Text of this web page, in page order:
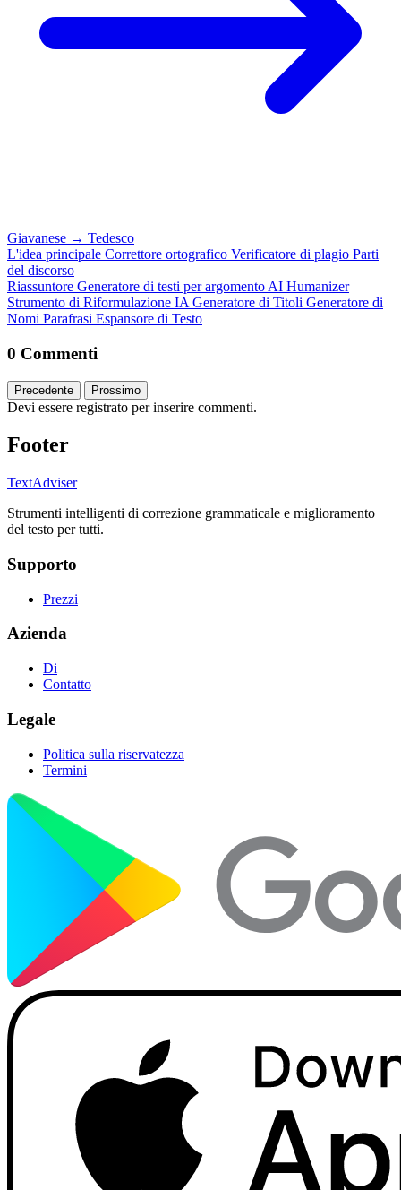
Giavanese → Tedesco
L'idea principale Correttore ortografico Verificatore di plagio Parti
del discorso
Riassuntore Generatore di testi per argomento AI Humanizer
Strumento di Riformulazione IA Generatore di Titoli Generatore di
Nomi Parafrasi Espansore di Testo
0 Commenti
Precedente Prossimo
Devi essere registrato per inserire commenti.
Footer
TextAdviser
Strumenti intelligenti di correzione grammaticale e miglioramento
del testo per tutti.
Supporto
Prezzi
Azienda
Di
Contatto
Legale
Politica sulla riservatezza
Termini